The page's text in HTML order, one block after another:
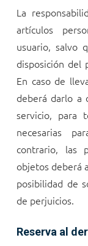
La
artículos
usuario, salvo
disposición del
En caso de
deberá darlo a
servicio, para
necesarias
contrario, las
objetos deberá
posibilidad de
de perjuicios.
Reserva al